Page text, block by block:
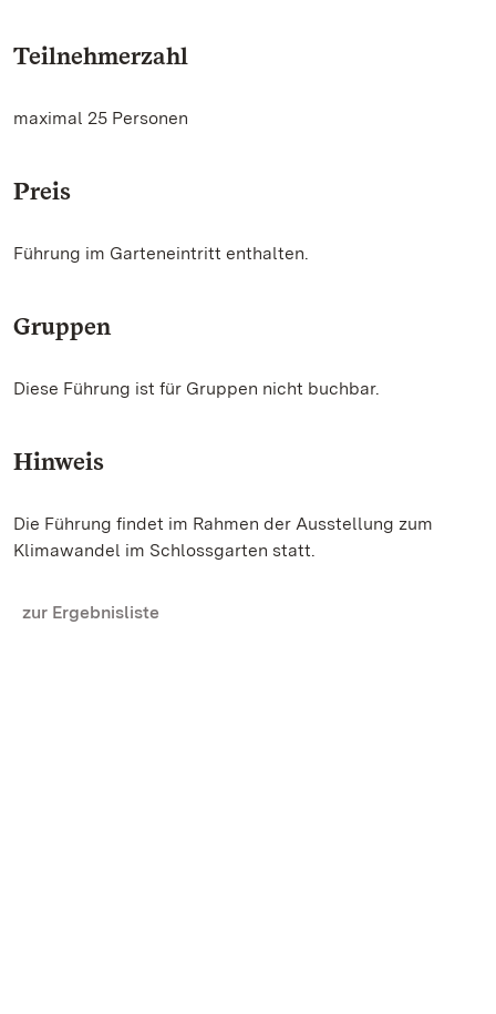
Teilnehmerzahl
maximal 25 Personen
Preis
Führung im Garteneintritt enthalten.
Gruppen
Diese Führung ist für Gruppen nicht buchbar.
Hinweis
Die Führung findet im Rahmen der Ausstellung zum
Klimawandel im Schlossgarten statt.
zur Ergebnisliste